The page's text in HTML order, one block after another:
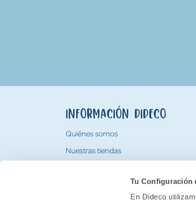
Tu Configuración
En Dideco
Información Dideco
Quiénes somos
Nuestras tiendas
Tarjeta Regalo Dideco